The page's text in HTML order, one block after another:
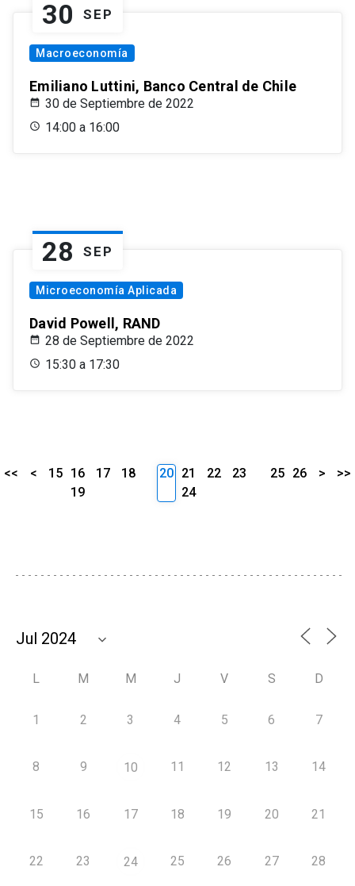
30 SEP
Macroeconomía
Emiliano Luttini, Banco Central de Chile
30 de Septiembre de 2022
14:00 a 16:00
28 SEP
Microeconomía Aplicada
David Powell, RAND
28 de Septiembre de 2022
15:30 a 17:30
<< < 15 16 17
18
19
20 21 22
23
24
25 26 > >>
L M M J V S D
1 2 3 4 5 6 7
8 9 10 11 12 13 14
15 16 17 18 19 20 21
22 23 24 25 26 27 28